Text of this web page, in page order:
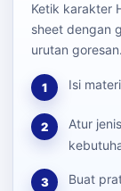
Ketik karakter
sheet dengan
urutan goresan.
1 Isi
2
Atur
3 Buat